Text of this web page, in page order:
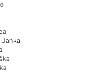
Janka